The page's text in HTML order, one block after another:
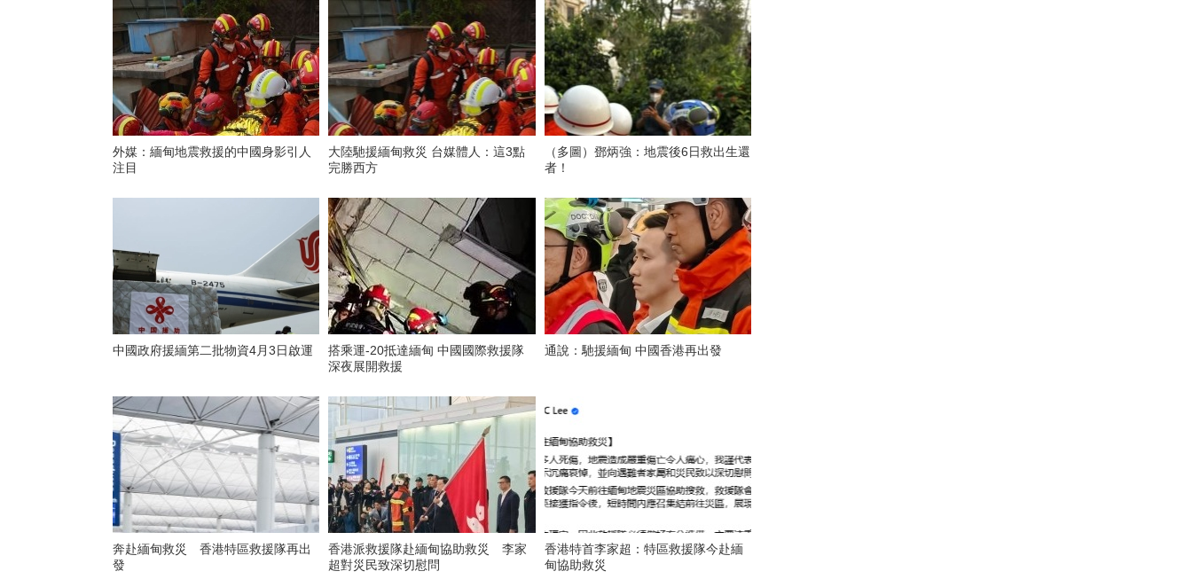
外媒：緬甸地震救援的中國身影引人
注目
大陸馳援緬甸救災 台媒體人：這3點
完勝西方
（多圖）鄧炳強：地震後6日救出生還
者！
中國政府援緬第二批物資4月3日啟運
搭乘運-20抵達緬甸 中國國際救援隊
深夜展開救援
通說：馳援緬甸 中國香港再出發
奔赴緬甸救災 香港特區救援隊再出
發
香港派救援隊赴緬甸協助救災 李家
超對災民致深切慰問
香港特首李家超：特區救援隊今赴緬
甸協助救災